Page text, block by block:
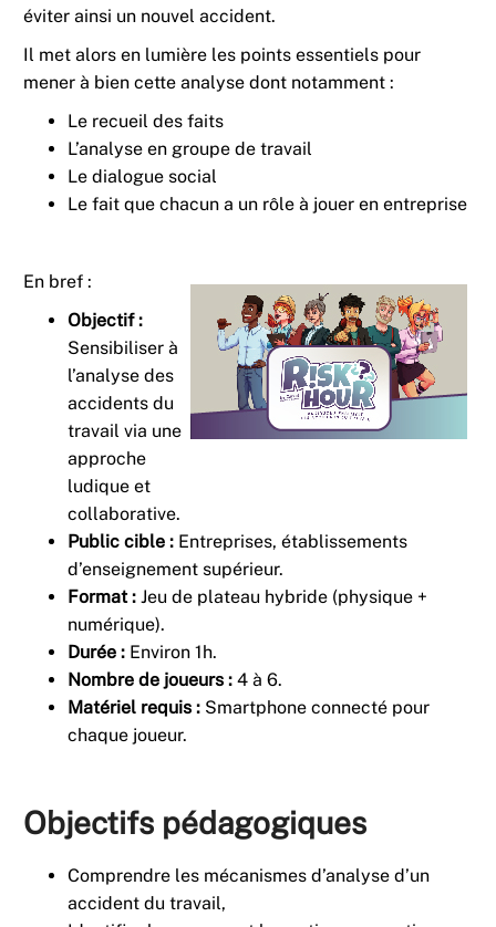
éviter ainsi un nouvel accident.
Il met alors en lumière les points essentiels pour
mener à bien cette analyse dont notamment :
Le recueil des faits
L’analyse en groupe de travail
Le dialogue social
Le fait que chacun a un rôle à jouer en entreprise
En bref :
Objectif :
Sensibiliser à
l’analyse des
accidents du
travail via une
approche
ludique et
collaborative.
Public cible : Entreprises, établissements
d’enseignement supérieur.
Format : Jeu de plateau hybride (physique +
numérique).
Durée : Environ 1h.
Nombre de joueurs : 4 à 6.
Matériel requis : Smartphone connecté pour
chaque joueur.
Objectifs pédagogiques
Comprendre les mécanismes d’analyse d’un
accident du travail,